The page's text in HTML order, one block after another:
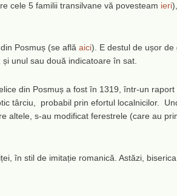
cele 5 familii transilvane vă povesteam ieri
Posmuș (se află aici). E destul de ușor
unul sau două indicatoare în sat.
din Posmuș a fost în 1319, într-un
târciu, probabil prin efortul localnicilor.
altele, s-au modificat ferestrele (care au
în stil de imitație romanică. Astăzi,